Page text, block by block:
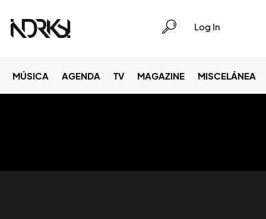
Log In
MÚSICA AGENDA TV MAGAZINE MISCELÁNEA